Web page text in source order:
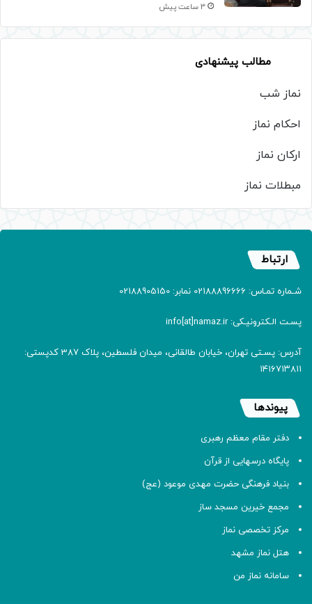
3 ساعت پیش
مطالب پیشنهادی
نماز شب
احکام نماز
ارکان نماز
مبطلات نماز
ارتباط
شـماره تمـاس: 02188896666 نمابر: 02188905150
پسـت الـکترونیـکی: info[at]namaz.ir
آدرس: پسـتی تهران، خیابان طالقانی، میدان فلسطین، پلاک 387 کدپستی:
۱۴۱۶۷۱۳۸۱۱
پیوندها
دفتر مقام معظم رهبری
پایگاه درسهایی از قرآن
بنیاد فرهنگی حضرت مهدی موعود (عج)
مجمع خیرین مسجد ساز
مرکز تخصصی نماز
هتل نماز مشهد
سامانه نماز من